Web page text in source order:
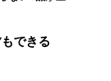
できる